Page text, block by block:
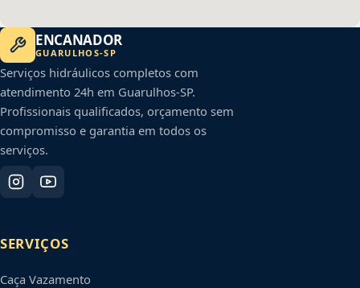
ENCANADOR
GUARULHOS-SP
Serviços hidráulicos completos com
atendimento 24h em Guarulhos-SP.
Profissionais qualificados, orçamento sem
compromisso e garantia em todos os
serviços.
SERVIÇOS
Caça Vazamento